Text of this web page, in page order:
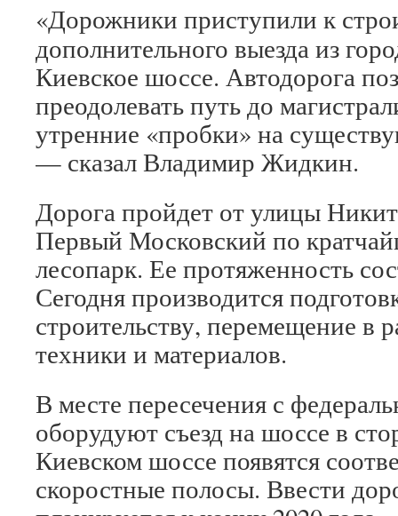
«Дорожники приступили к
дополнительного выезда из
Киевское шоссе. Автодорога
преодолевать путь до
утренние «пробки» на
— сказал Владимир Жидкин.
Дорога пройдет от улицы
Первый Московский по
лесопарк. Ее протяженность
Сегодня производится
строительству, перемещение в
техники и материалов.
В месте пересечения с
оборудуют съезд на шоссе в
Киевском шоссе появятся
скоростные полосы. Ввести